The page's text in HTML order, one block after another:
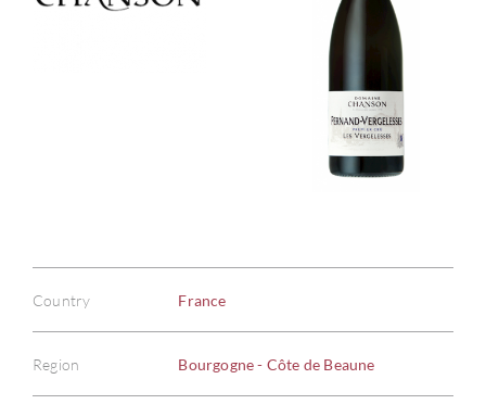
Country France
Region Bourgogne - Côte de Beaune